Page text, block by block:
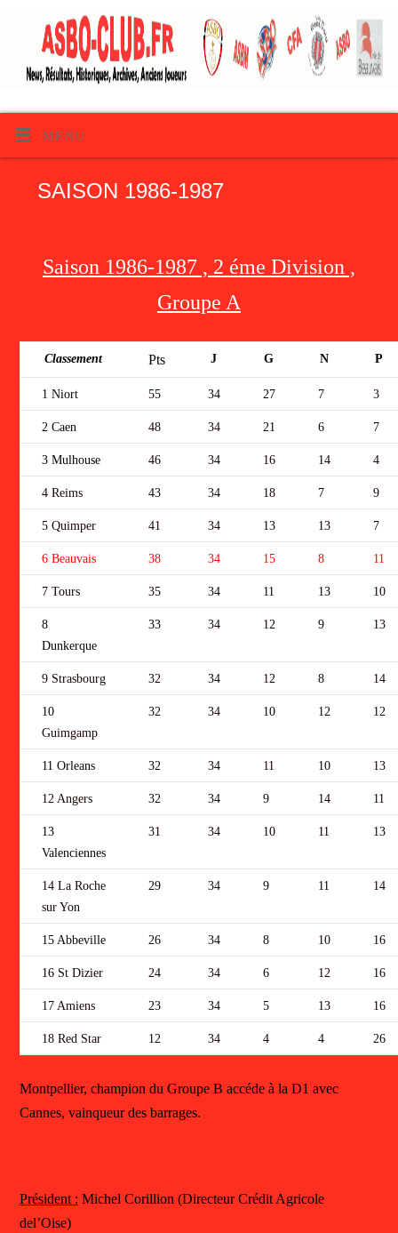
MENU
SAISON 1986-1987
Saison 1986-1987 , 2 éme Division ,
Groupe A
Classement Pts J G N P
1 Niort 55 34 27 7 3
2 Caen 48 34 21 6 7
3 Mulhouse 46 34 16 14 4
4 Reims 43 34 18 7 9
5 Quimper 41 34 13 13 7
6 Beauvais 38 34 15 8 11
7 Tours 35 34 11 13 10
8
Dunkerque
33 34 12 9 13
9 Strasbourg 32 34 12 8 14
10
Guimgamp
32 34 10 12 12
11 Orleans 32 34 11 10 13
12 Angers 32 34 9 14 11
13
Valenciennes
31 34 10 11 13
14 La Roche
sur Yon
29 34 9 11 14
15 Abbeville 26 34 8 10 16
16 St Dizier 24 34 6 12 16
17 Amiens 23 34 5 13 16
18 Red Star 12 34 4 4 26
Montpellier, champion du Groupe B accéde à la D1 avec
Cannes, vainqueur des barrages.
Président : Michel Corillion (Directeur Crédit Agricole
del’Oise)